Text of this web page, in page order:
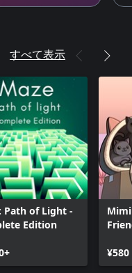
すべて表示
Path of Light -
Edition
¥580